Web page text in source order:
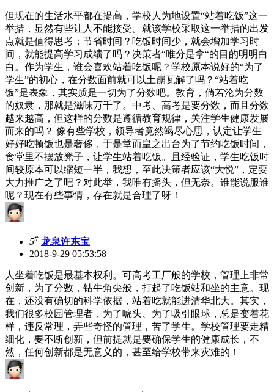
但现在的生活水平都在提高，学校人为地设置“站着吃饭”这一
举措，显然有些让人不能接受。就该学校采取这一举措的出发
点就是值得思考：节省时间？吃饭时间少，就会增加学习时
间，就能提高学习成绩了吗？决策者“唯分是拿“的目的明明白
白。作为学生，谁会喜欢站着吃饭呢？学校原本说好的“为了
学生”的初心，在分数面前就可以土崩瓦解了吗？“站着吃
饭”是表象，其实质是一切为了分数吧。教育，倘若沦为分数
的奴隶，那就是滋味万千了。中考、高考是要分数，而且分数
越来越高，但这样的分数是遵循教育规律，关注学生健康发展
而来的吗？ 像有些学校，领导者竟然竭尽心思，认定让学生
好好吃顿饭也是奢侈，于是堂而皇之出台为了节约吃饭时间，
食堂里不摆放凳子，让学生站着吃饭。且经验证，学生吃饭时
间较原本可以缩短一半，我想，至此决策者应该“大悦”，定要
大力推广之了吧？对此举，我唯有摇头，但无奈。谁能说服谁
呢？现在有些事情，存在就是合理了呀！
5# 龙泉许东宝
2018-9-29 05:53:58
人坐着吃饭是最基本权利。可高考工厂般的学校，管理上非常
创新，为了分数，钻牛角尖般，打起了吃饭站和坐的主意。现
在，还没有确切的科学依据，站着吃就能进清华北大。其实，
我们很多校园管理者，为了唬头、为了吸引眼球，总是变着花
样，违反常理，弄些奇怪的管理，苦了学生。学校管理要走精
细化，要不断创新，但前提就是要确保学生的健康成长，不
然，任何创新都是无意义的，甚至给学校带来灾难的！